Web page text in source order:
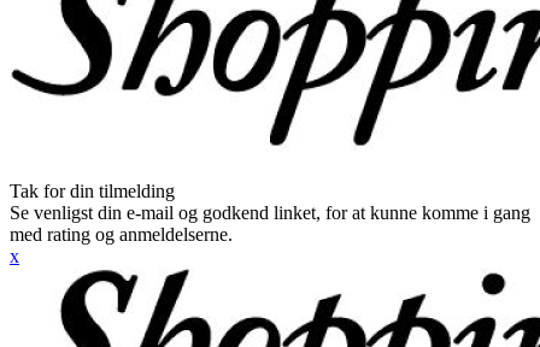
Tak for din tilmelding
Se venligst din e-mail og godkend linket, for at kunne komme i gang
med rating og anmeldelserne.
x